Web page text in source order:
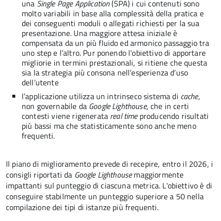
una Single Page Application(SPA) i cui contenuti sono
molto variabili in base alla complessità della pratica e
dei conseguenti moduli o allegati richiesti per la sua
presentazione. Una maggiore attesa iniziale è
compensata da un più fluido ed armonico passaggio tra
uno step e l’altro. Pur ponendo l'obiettivo di apportare
migliorie in termini prestazionali, si ritiene che questa
sia la strategia più consona nell’esperienza d’uso
dell’utente
l’applicazione utilizza un intrinseco sistema di cache,
non governabile da Google Lighthouse, che in certi
contesti viene rigenerata real timeproducendo risultati
più bassi ma che statisticamente sono anche meno
frequenti.
Il piano di miglioramento prevede di recepire, entro il 2026, i
consigli riportati da Google Lighthousemaggiormente
impattanti sul punteggio di ciascuna metrica. L'obiettivo è di
conseguire stabilmente un punteggio superiore a 50 nella
compilazione dei tipi di istanze più frequenti.